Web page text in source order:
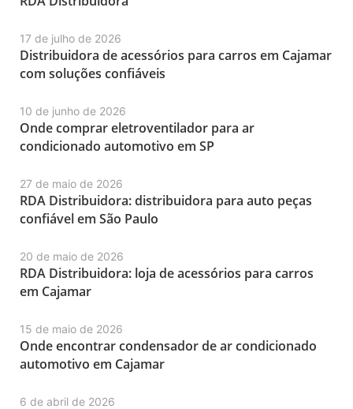
17 de julho de 2026
Distribuidora de acessórios para carros em Cajamar
com soluções confiáveis
10 de junho de 2026
Onde comprar eletroventilador para ar
condicionado automotivo em SP
27 de maio de 2026
RDA Distribuidora: distribuidora para auto peças
confiável em São Paulo
20 de maio de 2026
RDA Distribuidora: loja de acessórios para carros
em Cajamar
15 de maio de 2026
Onde encontrar condensador de ar condicionado
automotivo em Cajamar
6 de abril de 2026